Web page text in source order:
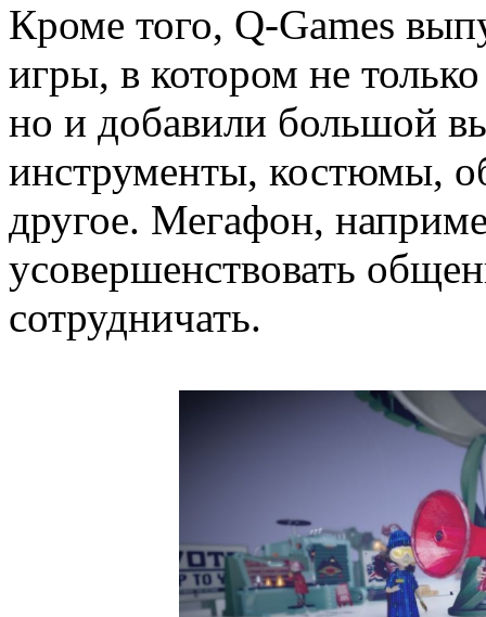
Кроме того, Q-Games
игры, в котором не
но и добавили большой
инструменты, костюмы,
другое. Мегафон,
усовершенствовать
сотрудничать.